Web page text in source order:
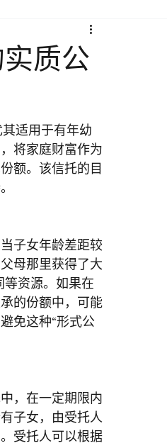
质公
适用于有年幼
将家庭财富作为
额。该信托的目
子女年龄差距较
母那里获得了大
资源。如果在
的份额中，可能
免这种“形式公
，在一定期限内
子女，由受托人
受托人可以根据